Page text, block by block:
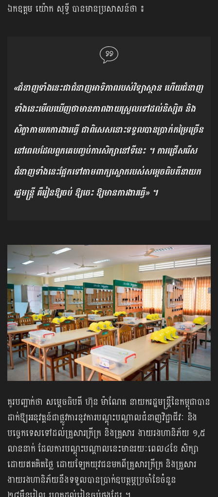
ឯកឧត្តម យ៉ោក សុទ្ធី បានមានប្រសាសន៍ថា ៖
«ជំនាញទាំងនេះជាជំនាញអាទិភាពរបស់វិទ្យាស្ថាន ហើយជំនាញ
ទាំងនេះមើលឃើញថាមានភាពងាយស្រួលទៅដល់និស្សិត និង
សិក្ខាកាមរកការងារធ្វើ ជាពិសេសនោះទទួលបានប្រាក់កម្រៃច្រើន
នៅពេលដែលពួកគេបញ្ចប់ការសិក្សានៅទីនេះ ។ ការជ្រើសរើស
ជំនាញទាំងនេះផ្អែកទៅតាមពាក្យស្លោករបស់សម្តេចធិបតីនាយក
រដ្ឋមន្រ្តី គឺរៀនឱ្យចប់ ឱ្យចេះ ឱ្យមានការងារធ្វើ» ។
គូរបញ្ជាក់ថា សម្តេចធិបតី ហ៊ុន ម៉ាណែត នាយករដ្ឋមន្រ្តីនៃកម្ពុជាបាន
ដាក់ឱ្យអនុវត្តន៍ជាផ្លូវការនូវការបណ្តុះបណ្តាលជំនាញវិជ្ជាជីវៈ និង
បច្ចេកទេសទៅដល់គ្រួសារក្រីក្រ និងគ្រួសារ ងាយរងហានិភ័យ ១,៥
លាននាក់ ដែលការបណ្តុះបណ្តាលនេះមានរយៈពេល៤ខែ សិក្សា
ដោយឥតគិតថ្លៃ ដោយឡែកយុវជនមកពីគ្រួសារក្រីក្រ និងគ្រួសារ
ងាយរងហានិភ័យនឹងទទួលបានប្រាក់ឧបត្ថម្ភប្រចាំខែចំនួន